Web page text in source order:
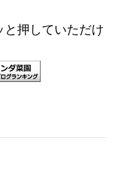
と押していただけ